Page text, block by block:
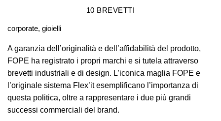
10 BREVETTI
corporate, gioielli
A garanzia dell’originalità e dell’affidabilità del prodotto,
FOPE ha registrato i propri marchi e si tutela attraverso
brevetti industriali e di design. L’iconica maglia FOPE e
l’originale sistema Flex’it esemplificano l’importanza di
questa politica, oltre a rappresentare i due più grandi
successi commerciali del brand.